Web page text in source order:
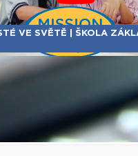
VE SVĚTĚ | ŠKOLA